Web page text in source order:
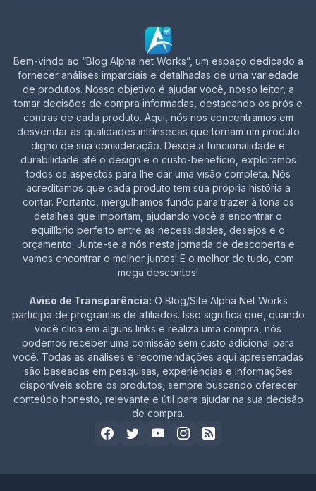
Bem-vindo ao “Blog Alpha net Works”, um espaço dedicado a
fornecer análises imparciais e detalhadas de uma variedade
de produtos. Nosso objetivo é ajudar você, nosso leitor, a
tomar decisões de compra informadas, destacando os prós e
contras de cada produto. Aqui, nós nos concentramos em
desvendar as qualidades intrínsecas que tornam um produto
digno de sua consideração. Desde a funcionalidade e
durabilidade até o design e o custo-benefício, exploramos
todos os aspectos para lhe dar uma visão completa. Nós
acreditamos que cada produto tem sua própria história a
contar. Portanto, mergulhamos fundo para trazer à tona os
detalhes que importam, ajudando você a encontrar o
equilíbrio perfeito entre as necessidades, desejos e o
orçamento. Junte-se a nós nesta jornada de descoberta e
vamos encontrar o melhor juntos! E o melhor de tudo, com
mega descontos!
Aviso de Transparência: O Blog/Site Alpha Net Works
participa de programas de afiliados. Isso significa que, quando
você clica em alguns links e realiza uma compra, nós
podemos receber uma comissão sem custo adicional para
você. Todas as análises e recomendações aqui apresentadas
são baseadas em pesquisas, experiências e informações
disponíveis sobre os produtos, sempre buscando oferecer
conteúdo honesto, relevante e útil para ajudar na sua decisão
de compra.